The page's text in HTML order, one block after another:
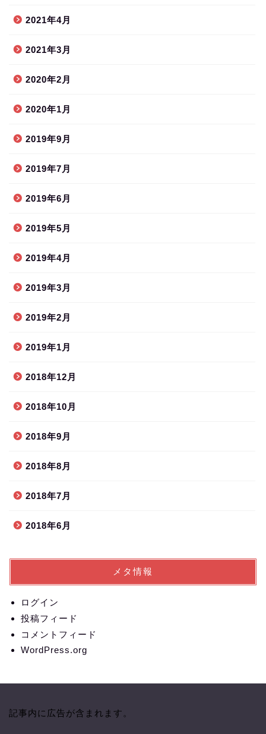
2021年4月
2021年3月
2020年2月
2020年1月
2019年9月
2019年7月
2019年6月
2019年5月
2019年4月
2019年3月
2019年2月
2019年1月
2018年12月
2018年10月
2018年9月
2018年8月
2018年7月
2018年6月
メタ情報
ログイン
投稿フィード
コメントフィード
WordPress.org
記事内に広告が含まれます。